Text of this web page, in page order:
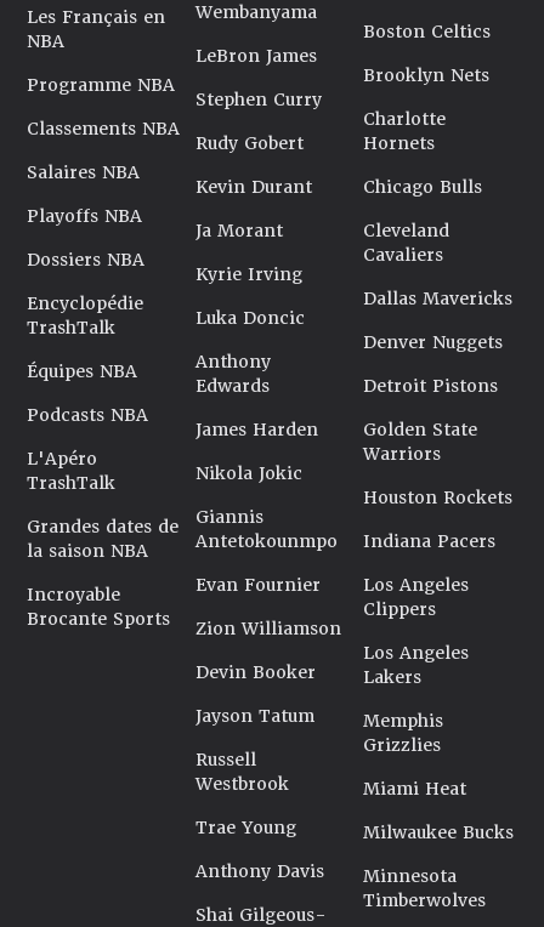
Les Français en
NBA
Programme NBA
Classements NBA
Salaires NBA
Playoffs NBA
Dossiers NBA
Encyclopédie
TrashTalk
Équipes NBA
Podcasts NBA
L'Apéro
TrashTalk
Grandes dates de
la saison NBA
Incroyable
Brocante Sports
Wembanyama
LeBron James
Stephen Curry
Rudy Gobert
Kevin Durant
Ja Morant
Kyrie Irving
Luka Doncic
Anthony
Edwards
James Harden
Nikola Jokic
Giannis
Antetokounmpo
Evan Fournier
Zion Williamson
Devin Booker
Jayson Tatum
Russell
Westbrook
Trae Young
Anthony Davis
Shai Gilgeous-
Boston Celtics
Brooklyn Nets
Charlotte
Hornets
Chicago Bulls
Cleveland
Cavaliers
Dallas Mavericks
Denver Nuggets
Detroit Pistons
Golden State
Warriors
Houston Rockets
Indiana Pacers
Los Angeles
Clippers
Los Angeles
Lakers
Memphis
Grizzlies
Miami Heat
Milwaukee Bucks
Minnesota
Timberwolves